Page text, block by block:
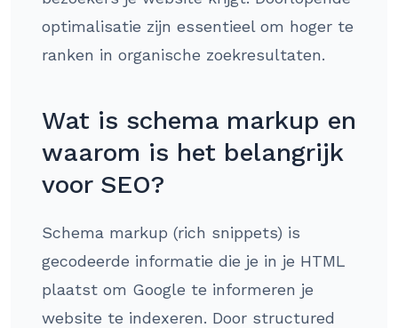
optimalisatie zijn essentieel om hoger te
ranken in organische zoekresultaten.
Wat is schema markup en
waarom is het belangrijk
voor SEO?
Schema markup (rich snippets) is
gecodeerde informatie die je in je HTML
plaatst om Google te informeren je
website te indexeren. Door structured